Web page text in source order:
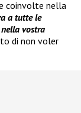
coinvolte nella
a tutte le
vostra
di non voler